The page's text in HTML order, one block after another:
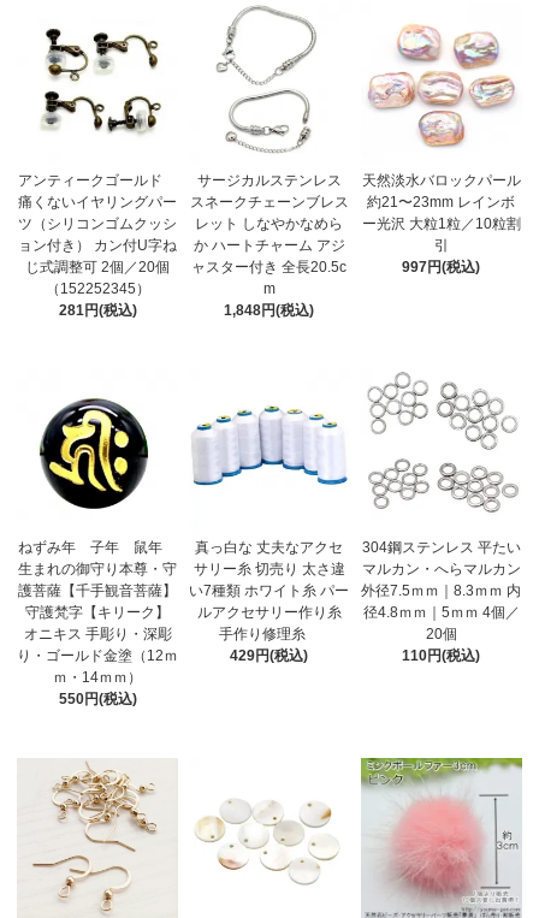
アンティークゴールド
痛くないイヤリングパー
ツ（シリコンゴムクッシ
ョン付き） カン付U字ね
じ式調整可 2個／20個
（152252345）
281円(税込)
サージカルステンレス
スネークチェーンブレス
レット しなやかなめら
か ハートチャーム アジ
ャスター付き 全長20.5c
m
1,848円(税込)
天然淡水バロックパール
約21〜23mm レインボ
ー光沢 大粒1粒／10粒割
引
997円(税込)
ねずみ年 子年 鼠年
生まれの御守り本尊・守
護菩薩【千手観音菩薩】
守護梵字【キリーク】
オニキス 手彫り・深彫
り・ゴールド金塗（12ｍ
ｍ・14ｍｍ）
550円(税込)
真っ白な 丈夫なアクセ
サリー糸 切売り 太さ違
い7種類 ホワイト糸 パー
ルアクセサリー作り糸
手作り修理糸
429円(税込)
304鋼ステンレス 平たい
マルカン・へらマルカン
外径7.5ｍｍ｜8.3ｍｍ 内
径4.8ｍｍ｜5ｍｍ 4個／
20個
110円(税込)